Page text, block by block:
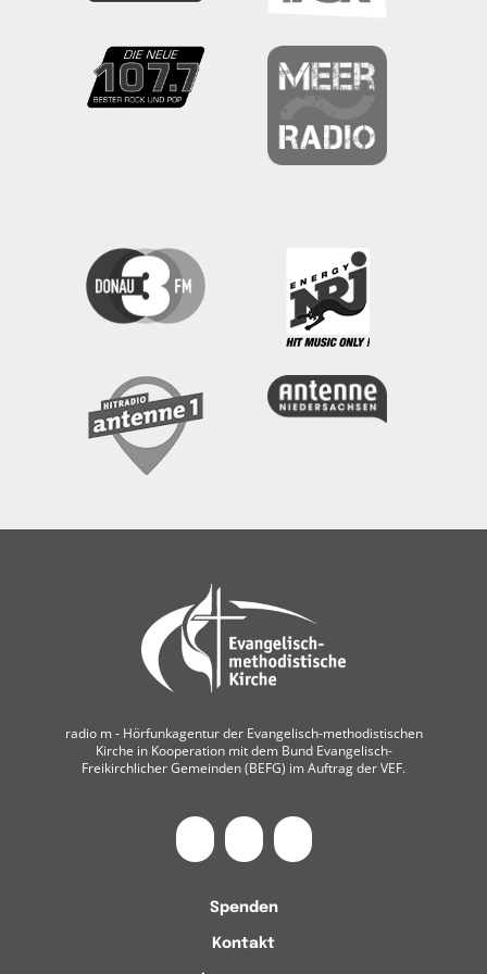
anderen zusammen spreche, zum Beispiel im
Gottesdienst, dann vereint es mich mit
anderen, die sich – wie ich – nach
Gerechtigkeit sehnen und sich Frieden
radio m ‐ Hörfunkagentur der Evangelisch-methodistischen
Kirche in Kooperation mit dem Bund Evangelisch-
Freikirchlicher Gemeinden (BEFG) im Auftrag der VEF.
Spenden
Kontakt